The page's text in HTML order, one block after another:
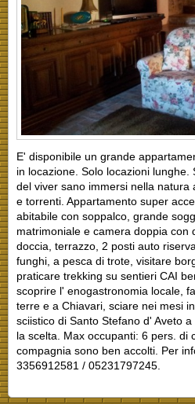
E' disponibile un grande
in locazione. Solo locazioni lunghe.
del viver sano immersi nella natura
e torrenti. Appartamento super
abitabile con soppalco, grande
matrimoniale e camera doppia con
doccia, terrazzo, 2 posti auto
funghi, a pesca di trote, visitare
praticare trekking su sentieri CAI
scoprire l' enogastronomia locale,
terre e a Chiavari, sciare nei mesi
sciistico di Santo Stefano d' Aveto
la scelta. Max occupanti: 6 pers. di
compagnia sono ben accolti. Per
3356912581 / 05231797245.